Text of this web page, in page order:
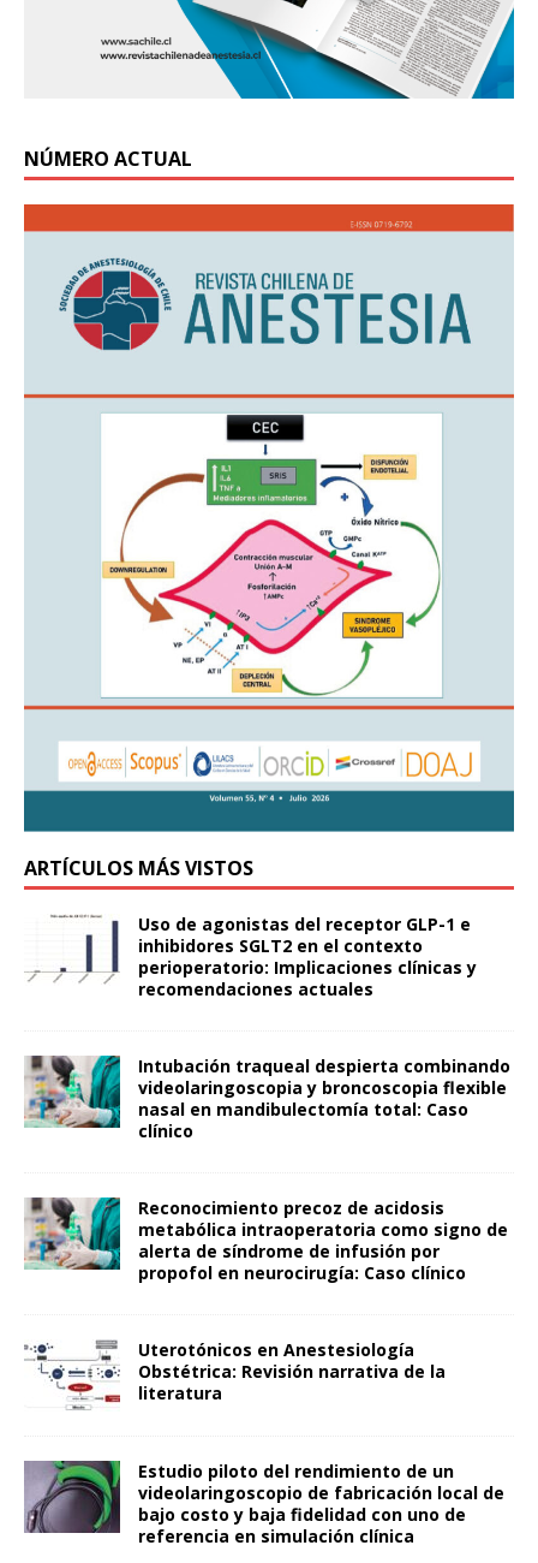
NÚMERO ACTUAL
ARTÍCULOS MÁS VISTOS
Uso de agonistas del receptor GLP-1 e
inhibidores SGLT2 en el contexto
perioperatorio: Implicaciones clínicas y
recomendaciones actuales
Intubación traqueal despierta combinando
videolaringoscopia y broncoscopia flexible
nasal en mandibulectomía total: Caso
clínico
Reconocimiento precoz de acidosis
metabólica intraoperatoria como signo de
alerta de síndrome de infusión por
propofol en neurocirugía: Caso clínico
Uterotónicos en Anestesiología
Obstétrica: Revisión narrativa de la
literatura
Estudio piloto del rendimiento de un
videolaringoscopio de fabricación local de
bajo costo y baja fidelidad con uno de
referencia en simulación clínica